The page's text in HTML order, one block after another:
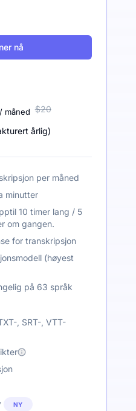
nå
/ måned $20
årlig)
per måned
minutter
10 timer lang / 5
om gangen.
for transkripsjon
(høyest
på 63 språk
, SRT-, VTT-
NY